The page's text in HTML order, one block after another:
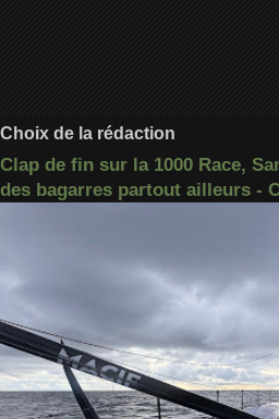
Choix de la rédaction
Clap de fin sur la 1000 Race,
des bagarres partout ailleurs -